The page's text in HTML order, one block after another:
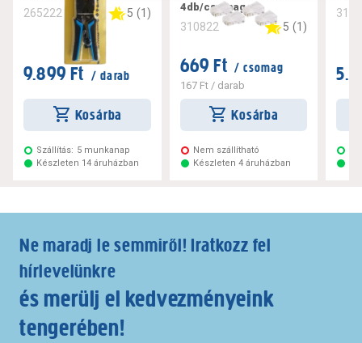
265222 5 (1)
9.899 Ft / darab
Kosárba
Szállítás: 5 munkanap
Készleten 14 áruházban
4db/csomag
310822 5 (1)
669 Ft / csomag
167 Ft/ darab
Kosárba
Nem szállítható
Készleten 4 áruházban
Ne maradj le semmiről! Iratkozz fel
hírlevelünkre
és merülj el kedvezményeink
tengerében!